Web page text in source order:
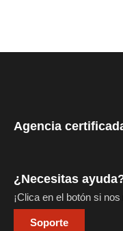
Agencia
¿Necesitas
¡Clica en el botón si
Soporte